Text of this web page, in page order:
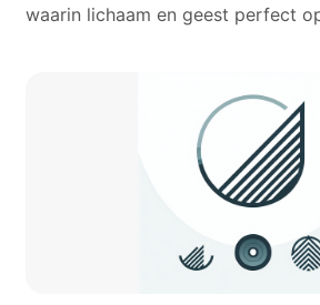
waarin lichaam en geest perfect